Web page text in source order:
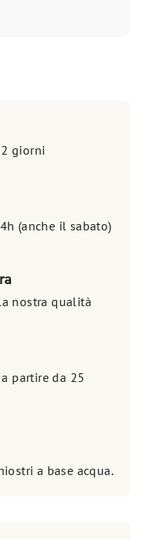
giorni
(anche il sabato)
nostra qualità
partire da 25
a base acqua.